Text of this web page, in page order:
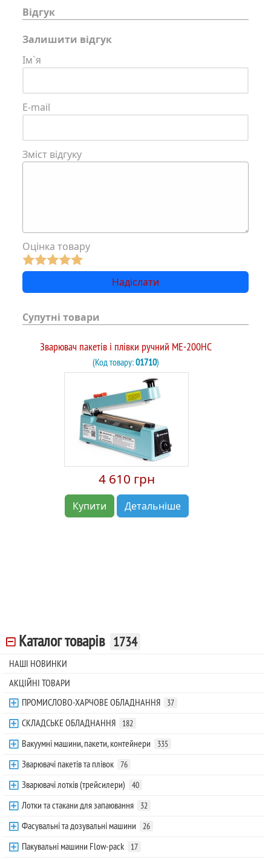
Відгук
Залишити відгук
Ім`я
E-mail
Зміст відгуку
Оцінка товару
Супутні товари
Зварювач пакетів і плівки ручний ME-200НC
(Код товару:01710)
4 610 грн
Купити Детальніше
Каталог товарів 1734
НАШІ НОВИНКИ
АКЦІЙНІ ТОВАРИ
ПРОМИСЛОВО-ХАРЧОВЕ ОБЛАДНАННЯ
37
СКЛАДСЬКЕ ОБЛАДНАННЯ 182
Вакуумні машини, пакети, контейнери 335
Зварювачі пакетів та плівок 76
Зварювачі лотків (трейсилери) 40
Лотки та стакани для запаювання 32
Фасувальні та дозувальні машини 26
Пакувальні машини Flow-pack 17